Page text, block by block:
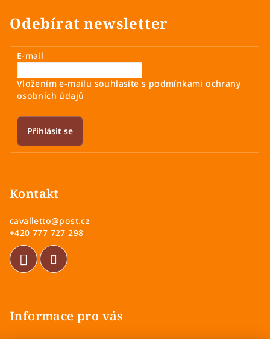
Odebírat newsletter
E-mail
Vložením e-mailu souhlasíte s podmínkami ochrany
osobních údajů
Přihlásit se
Kontakt
cavalletto@post.cz
+420 777 727 298
Informace pro vás